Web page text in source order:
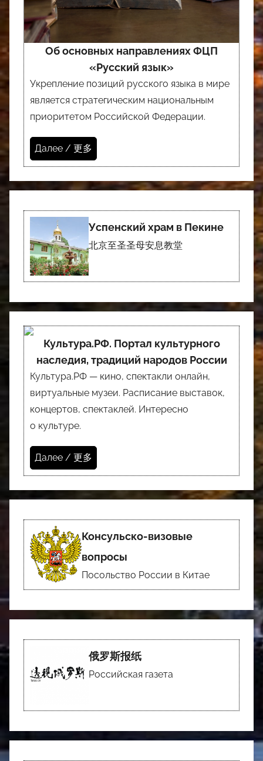
Об основных направлениях ФЦП
«Русский язык»
Укрепление позиций русского языка в мире
является стратегическим национальным
приоритетом Российской Федерации.
Далее / 更多
Успенский храм в Пекине
北京至圣圣母安息教堂
Культура.РФ. Портал культурного
наследия, традиций народов России
Культура.РФ — кино, спектакли онлайн,
виртуальные музеи. Расписание выставок,
концертов, спектаклей. Интересно
о культуре.
Далее / 更多
Консульско-визовые
вопросы
Посольство России в Китае
俄罗斯报纸
Российская газета